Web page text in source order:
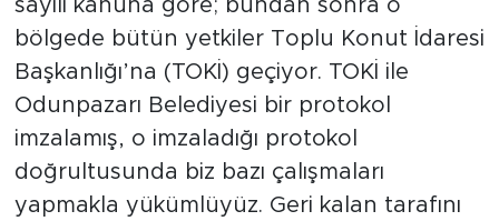
sayılı kanuna göre; bundan sonra o
bölgede bütün yetkiler Toplu Konut İdaresi
Başkanlığı’na (TOKİ) geçiyor. TOKİ ile
Odunpazarı Belediyesi bir protokol
imzalamış, o imzaladığı protokol
doğrultusunda biz bazı çalışmaları
yapmakla yükümlüyüz. Geri kalan tarafını